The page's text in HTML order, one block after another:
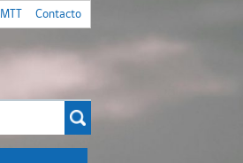
MTT Contacto